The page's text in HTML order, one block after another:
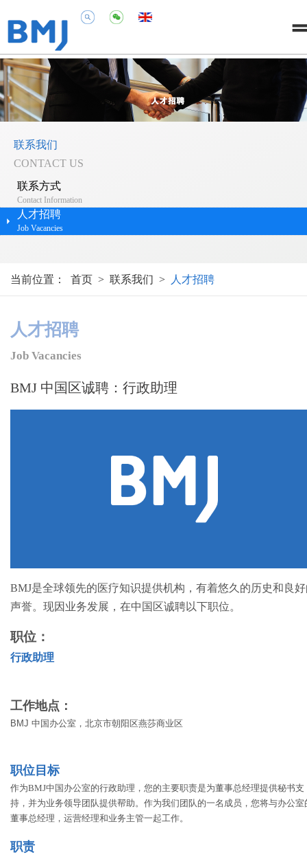
联系我们
CONTACT US
联系方式
Contact Information
人才招聘
Job Vacancies
当前位置： 首页 > 联系我们 > 人才招聘
人才招聘
Job Vacancies
BMJ 中国区诚聘：行政助理
BMJ是全球领先的医疗知识提供机构，有着悠久的历史和良
声誉。现因业务发展，在中国区诚聘以下职位。
职位：
行政助理
工作地点：
BMJ 中国办公室，北京市朝阳区燕莎商业区
职位目标
作为BMJ中国办公室的行政助理，您的主要职责是为董事总经理提供秘书支
持，并为业务领导团队提供帮助。作为我们团队的一名成员，您将与办公室
董事总经理，运营经理和业务主管一起工作。
职责